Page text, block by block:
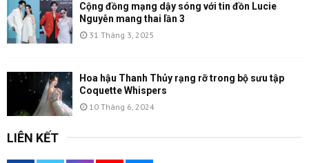
Cộng đồng mạng dậy sóng với tin đồn Lucie
Nguyễn mang thai lần 3
31 Tháng 3, 2025
Hoa hậu Thanh Thủy rạng rỡ trong bộ sưu tập
Coquette Whispers
10 Tháng 6, 2024
LIÊN KẾT